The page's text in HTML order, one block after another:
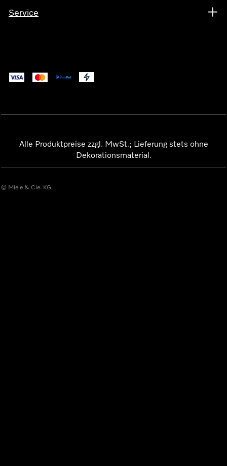
Service
Alle Produktpreise zzgl. MwSt.; Lieferung stets ohne
Dekorationsmaterial.
© Miele & Cie. KG.